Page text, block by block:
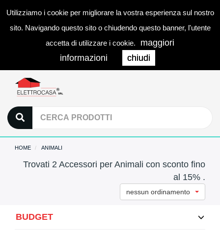
Utilizziamo i cookie per migliorare la vostra esperienza sul nostro
sito. Navigando questo sito o chiudendo questo banner, l'utente
accetta di utilizzare i cookie.
maggiori
informazioni
chiudi
0
HOME ANIMALI
Trovati 2 Accessori per Animali con sconto fino
al 15% .
nessun ordinamento
BUDGET